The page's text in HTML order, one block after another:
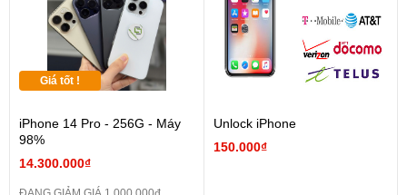
Giá tốt !
iPhone 14 Pro - 256G - Máy
98%
14.300.000₫
Unlock iPhone
150.000₫